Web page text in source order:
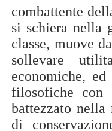
combattente
si schiera nella
classe, muove
sollevare
economiche,
filosofiche con
battezzato nella
di